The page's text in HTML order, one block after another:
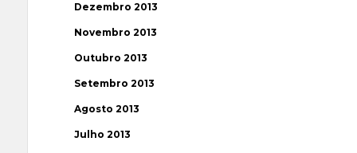
Dezembro 2013
Novembro 2013
Outubro 2013
Setembro 2013
Agosto 2013
Julho 2013